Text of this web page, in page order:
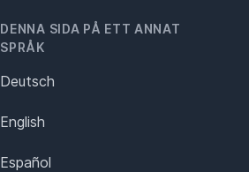
DENNA SIDA PÅ ETT ANNAT
SPRÅK
Deutsch
English
Español